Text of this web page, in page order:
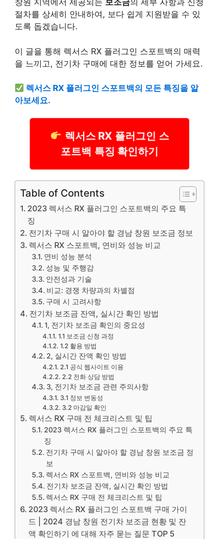
창원 지역에서 제공되는 보조금의 세부 사항과 신청
절차를 상세히 안내하여, 보다 쉽게 지원받을 수 있
도록 돕겠습니다.
이 글을 통해 렉서스 RX 플러그인 스포트백의 매력
을 느끼고, 전기차 구매에 대한 정보를 얻어 가세요.
렉서스 RX 플러그인 스포트백의 모든 특징을 알
아보세요.
렉서스 RX 플러그인 스
포트백 특징 확인하기
Table of Contents
2023 렉서스 RX 플러그인 스포트백의 주요 특
징
전기차 구매 시 알아야 할 경남 창원 보조금 정보
렉서스 RX 스포트백, 연비와 성능 비교
연비 성능 분석
성능 및 주행감
안전성과 기술
비교: 경쟁 차량과의 차별점
구매 시 고려사항
전기차 보조금 잔액, 실시간 확인 방법
1, 전기차 보조금 확인의 중요성
1.1 보조금 신청 과정
1.2 활용 방법
2, 실시간 잔액 확인 방법
2.1 공식 웹사이트 이용
2.2 전화 상담 방법
3, 전기차 보조금 관련 주의사항
3.1 정보 변동성
3.2 마감일 확인
렉서스 RX 구매 전 체크리스트 및 팁
2023 렉서스 RX 플러그인 스포트백의 주요 특
징
전기차 구매 시 알아야 할 경남 창원 보조금 정
보
렉서스 RX 스포트백, 연비와 성능 비교
전기차 보조금 잔액, 실시간 확인 방법
렉서스 RX 구매 전 체크리스트 및 팁
2023 렉서스 RX 플러그인 스포트백 구매 가이
드 | 2024 경남 창원 전기차 보조금 현황 및 잔
액 확인하기 에 대해 자주 묻는 질문 TOP 5